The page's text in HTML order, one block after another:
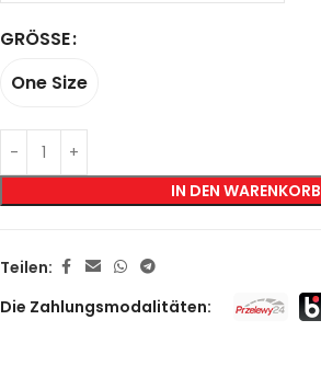
GRÖSSE
One Size
IN DEN WARENKORB
Teilen:
Die Zahlungsmodalitäten: